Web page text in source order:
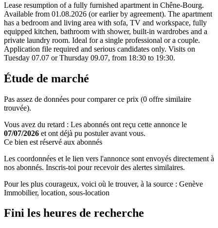
Lease resumption of a fully furnished apartment in Chêne-Bourg.
Available from 01.08.2026 (or earlier by agreement). The apartment
has a bedroom and living area with sofa, TV and workspace, fully
equipped kitchen, bathroom with shower, built-in wardrobes and a
private laundry room. Ideal for a single professional or a couple.
Application file required and serious candidates only. Visits on
Tuesday 07.07 or Thursday 09.07, from 18:30 to 19:30.
Étude de marché
Pas assez de données pour comparer ce prix (0 offre similaire
trouvée).
Vous avez du retard : Les abonnés ont reçu cette annonce le
07/07/2026 et ont déjà pu postuler avant vous.
Ce bien est réservé aux abonnés
Les coordonnées et le lien vers l'annonce sont envoyés directement à
nos abonnés. Inscris-toi pour recevoir des alertes similaires.
Pour les plus courageux, voici où le trouver, à la source : Genève
Immobilier, location, sous-location
Fini les heures de recherche